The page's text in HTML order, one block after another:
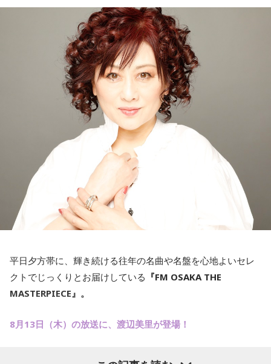
ついて伺う。
平日夕方帯に、輝き続ける往年の名曲や名盤を心地よいセレ
クトでじっくりとお届けしている 『FM OSAKA THE
MASTERPIECE』。
8月13日（木）の放送に、渡辺美里が登場！
渡辺美里の人生を彩ってきた「Masterpieceな楽曲」に加え